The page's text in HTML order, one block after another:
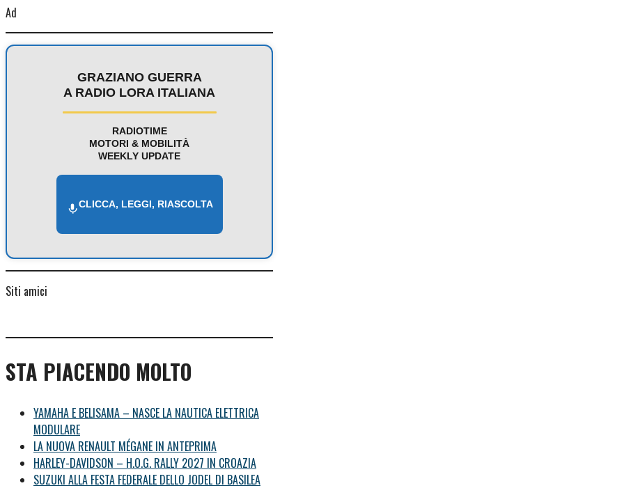
Ad
GRAZIANO GUERRA
A RADIO LORA ITALIANA
RADIOTIME
MOTORI & MOBILITÀ
WEEKLY UPDATE
CLICCA, LEGGI, RIASCOLTA
Siti amici
STA PIACENDO MOLTO
YAMAHA E BELISAMA – NASCE LA NAUTICA ELETTRICA
MODULARE
LA NUOVA RENAULT MÉGANE IN ANTEPRIMA
HARLEY-DAVIDSON – H.O.G. RALLY 2027 IN CROAZIA
SUZUKI ALLA FESTA FEDERALE DELLO JODEL DI BASILEA